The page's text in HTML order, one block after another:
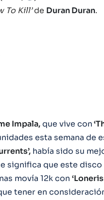
To Kill’de Duran Duran.
Impala,que vive con
esta semana de
había sido su
significa que este
movía 12k con
tener en